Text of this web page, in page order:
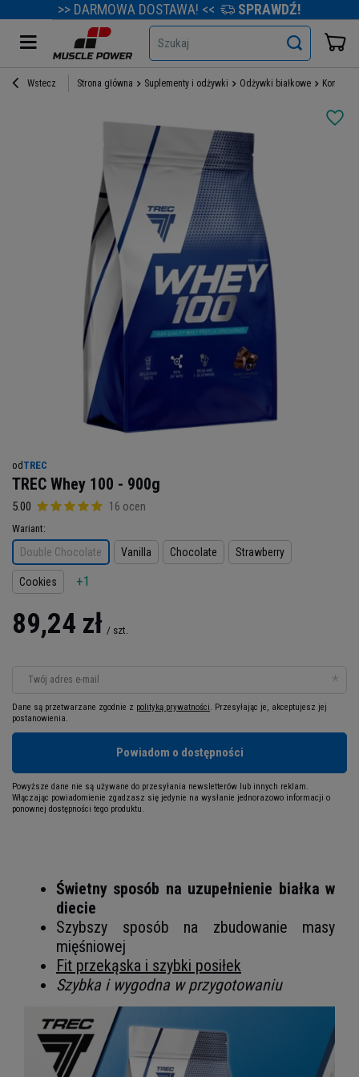
>> DARMOWA DOSTAWA! << SPRAWDŹ!
Szukaj
Wstecz Strona główna Suplementy i odżywki Odżywki białkowe
od TREC
TREC Whey 100 - 900g
5.00 16 ocen
Wariant
Double Chocolate Vanilla Chocolate Strawberry
Cookies +1
89,24 zł / szt.
Twój adres e-mail
Dane są przetwarzane zgodnie z polityką prywatności. Przesyłając je, akceptujesz jej
postanowienia.
Powiadom o dostępności
Powyższe dane nie są używane do przesyłania newsletterów lub innych reklam.
Włączając powiadomienie zgadzasz się jedynie na wysłanie jednorazowo informacji o
ponownej dostępności tego produktu.
Świetny sposób na uzupełnienie białka w
diecie
Szybszy sposób na zbudowanie masy
mięśniowej
Fit przekąska i szybki posiłek
Szybka i wygodna w przygotowaniu